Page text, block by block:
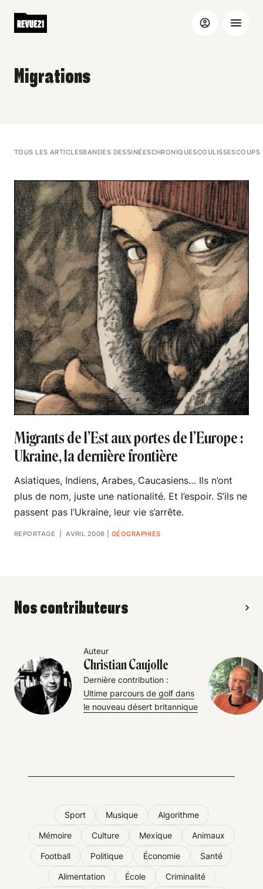
Migrations
TOUS LES ARTICLESBANDES DESSINÉESCHRONIQUESCOULISSESCOUPS
Migrants de l’Est aux portes de l’Europe :
Ukraine, la dernière frontière
Asiatiques, Indiens, Arabes, Caucasiens… Ils n’ont
plus de nom, juste une nationalité. Et l’espoir. S’ils ne
passent pas l’Ukraine, leur vie s’arrête.
REPORTAGE | AVRIL 2008 GÉOGRAPHIES
Nos contributeurs
Auteur
Christian Caujolle
Dernière contribution :
Ultime parcours de golf dans
le nouveau désert britannique
Sport Musique Algorithme
Mémoire Culture Mexique Animaux
Football Politique Économie Santé
Alimentation École Criminalité